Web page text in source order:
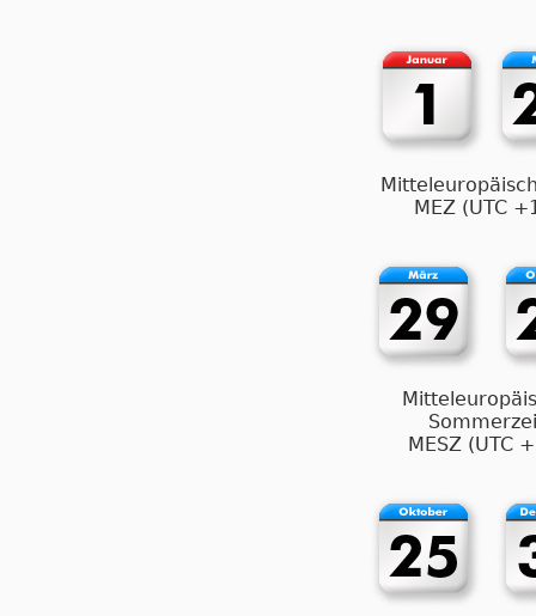
MEZ (UTC
MESZ (UTC